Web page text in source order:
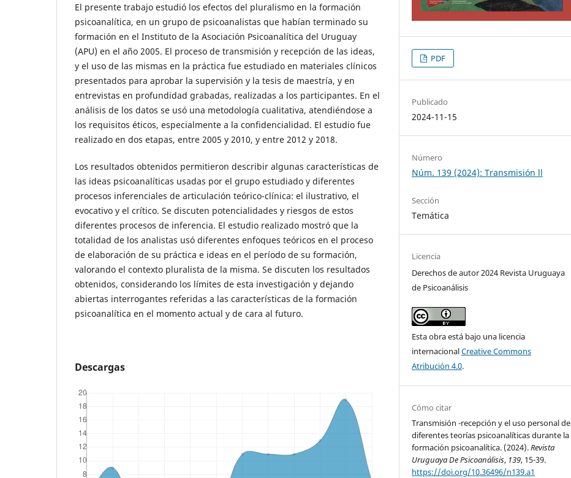
El presente trabajo estudió los efectos del pluralismo en la formación
psicoanalítica, en un grupo de psicoanalistas que habían terminado su
formación en el Instituto de la Asociación Psicoanalítica del Uruguay
(APU) en el año 2005. El proceso de transmisión y recepción de las ideas,
y el uso de las mismas en la práctica fue estudiado en materiales clínicos
presentados para aprobar la supervisión y la tesis de maestría, y en
entrevistas en profundidad grabadas, realizadas a los participantes. En el
análisis de los datos se usó una metodología cualitativa, atendiéndose a
los requisitos éticos, especialmente a la confidencialidad. El estudio fue
realizado en dos etapas, entre 2005 y 2010, y entre 2012 y 2018.
Los resultados obtenidos permitieron describir algunas características de
las ideas psicoanalíticas usadas por el grupo estudiado y diferentes
procesos inferenciales de articulación teórico-clínica: el ilustrativo, el
evocativo y el crítico. Se discuten potencialidades y riesgos de estos
diferentes procesos de inferencia. El estudio realizado mostró que la
totalidad de los analistas usó diferentes enfoques teóricos en el proceso
de elaboración de su práctica e ideas en el período de su formación,
valorando el contexto pluralista de la misma. Se discuten los resultados
obtenidos, considerando los límites de esta investigación y dejando
abiertas interrogantes referidas a las características de la formación
psicoanalítica en el momento actual y de cara al futuro.
Descargas
PDF
Publicado
2024-11-15
Número
Núm. 139 (2024): Transmisión ll
Sección
Temática
Licencia
Derechos de autor 2024 Revista Uruguaya
de Psicoanálisis
Esta obra está bajo una licencia
internacionalCreative Commons
Atribución 4.0.
Cómo citar
Transmisión -recepción y el uso personal de
diferentes teorías psicoanalíticas durante la
formación psicoanalítica. (2024).Revista
Uruguaya De Psicoanálisis, 139, 15-39.
https://doi.org/10.36496/n139.a1